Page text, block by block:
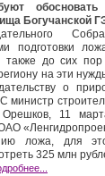
обосновать
Богучанской
подготовки
также до сих
на эти
о
министр
Орешков, 11
ложа, для
325 млн